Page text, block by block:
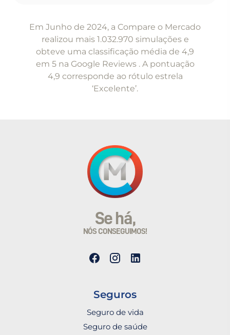
Em Junho de 2024, a Compare o Mercado
realizou mais 1.032.970 simulações e
obteve uma classificação média de 4,9
em 5 na Google Reviews . A pontuação
4,9 corresponde ao rótulo estrela
‘Excelente’.
Se há,
NÓS CONSEGUIMOS!
Seguros
Seguro de vida
Seguro de saúde